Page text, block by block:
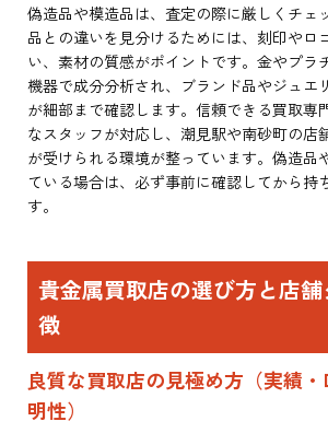
偽造品や模造品は、査定の際に厳しくチェ
品との違いを見分けるためには、刻印やロ
い、素材の質感がポイントです。金やプラ
機器で成分分析され、ブランド品やジュエ
が細部まで確認します。信頼できる買取専
なスタッフが対応し、潮見駅や南砂町の店
が受けられる環境が整っています。偽造品
ている場合は、必ず事前に確認してから持
す。
貴金属買取店の選び方と店
徴
良質な買取店の見極め方（実績
明性）